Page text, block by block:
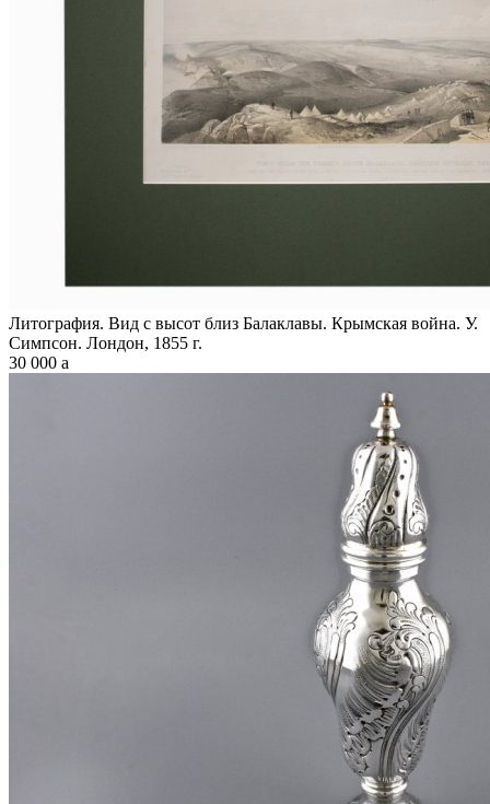
Литография. Вид с высот близ Балаклавы. Крымская война. У.
Симпсон. Лондон, 1855 г.
30 000 a